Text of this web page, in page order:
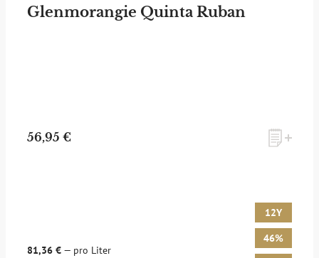
Glenmorangie Quinta Ruban
56,95 €
81,36 € — pro Liter
12Y
46%